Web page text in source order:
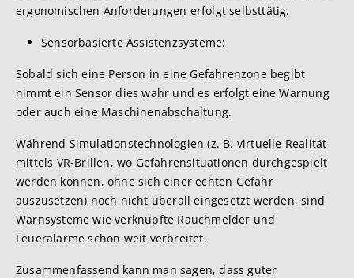
ergonomischen Anforderungen erfolgt selbsttätig.
Sensorbasierte Assistenzsysteme:
Sobald sich eine Person in eine Gefahrenzone begibt
nimmt ein Sensor dies wahr und es erfolgt eine Warnung
oder auch eine Maschinenabschaltung.
Während Simulationstechnologien (z. B. virtuelle Realität
mittels VR-Brillen, wo Gefahrensituationen durchgespielt
werden können, ohne sich einer echten Gefahr
auszusetzen) noch nicht überall eingesetzt werden, sind
Warnsysteme wie verknüpfte Rauchmelder und
Feueralarme schon weit verbreitet.
Zusammenfassend kann man sagen, dass guter